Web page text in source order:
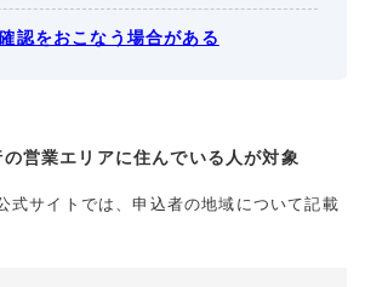
認をおこなう場合がある
営業エリアに住んでいる人が対象
式サイトでは、申込者の地域について記載